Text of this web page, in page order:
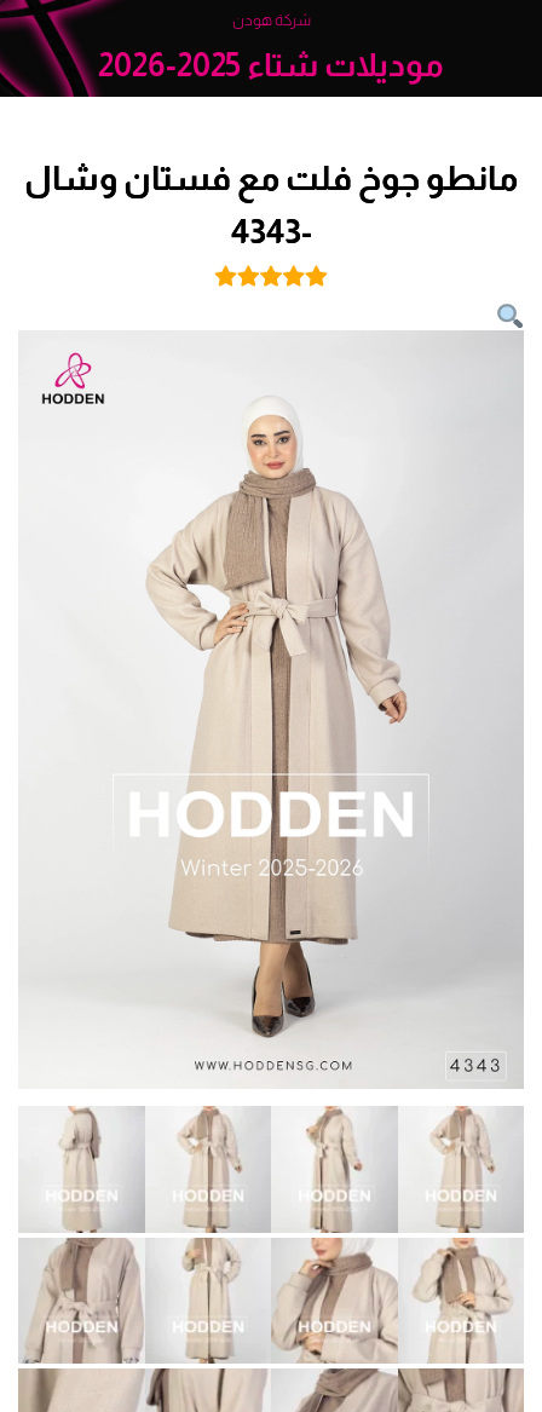
شركة هودن
موديلات شتاء 2025-2026
مانطو جوخ فلت مع فستان وشال
-4343